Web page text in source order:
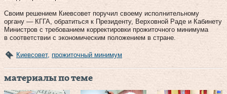
Своим решением Киевсовет поручил своему исполнительному
органу — КГГА, обратиться к Президенту, Верховной Раде и Кабинету
Министров с требованием корректировки прожиточного минимума
в соответствии с экономическим положением в стране.
Киевсовет, прожиточный минимум
материалы по теме